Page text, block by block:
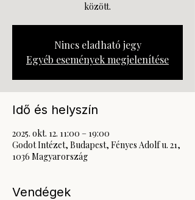
között.
Nincs eladható jegy
Egyéb események megjelenítése
Idő és helyszín
2025. okt. 12. 11:00 – 19:00
Godot Intézet, Budapest, Fényes Adolf u. 21,
1036 Magyarország
Vendégek